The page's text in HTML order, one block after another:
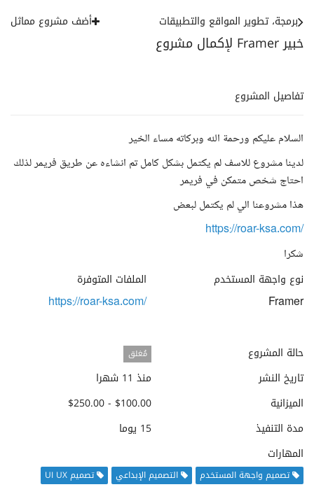
خبير Framer لإكمال مشروع
برمجة، تطوير المواقع والتطبيقات أضف مشروع مماثل
تفاصيل المشروع
السلام عليكم ورحمة الله وبركاته مساء الخير
لدينا مشروع للاسف لم يكتمل بشكل كامل تم انشاءه عن طريق فريمر لذلك
احتاج شخص متمكن في فريمر
هذا مشروعنا الي لم يكتمل لبعض
https://roar-ksa.com/
شكرا
نوع واجهة المستخدم
Framer
الملفات المتوفرة
https://roar-ksa.com/
حالة المشروع مُغلق
تاريخ النشر
منذ 11 شهرا
الميزانية
$100.00 - $250.00
مدة التنفيذ
15 يوما
المهارات
تصميم واجهة المستخدم التصميم الإبداعي
تصميم UI UX